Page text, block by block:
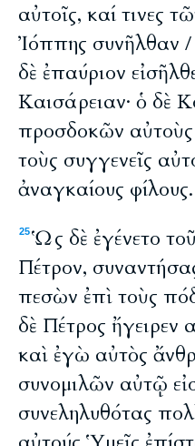
αὐτοῖς, καί τινες
Ἰόππης συνῆλθαν
δὲ ἐπαύριον
Καισάρειαν· ὁ δὲ
προσδοκῶν
τοὺς συγγενεῖς
ἀναγκαίους φίλους.
25Ὡς δὲ ἐγένετο τοῦ
Πέτρον,
πεσὼν ἐπὶ τοὺς
δὲ Πέτρος ἤγειρεν
καὶ ἐγὼ αὐτὸς
συνομιλῶν αὐτῷ
συνεληλυθότας